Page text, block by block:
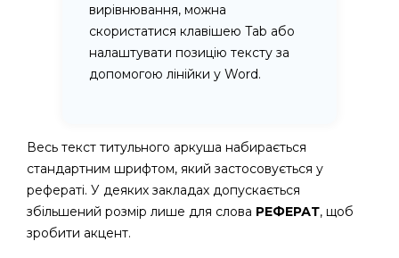
вирівнювання, можна
скористатися клавішею Tab або
налаштувати позицію тексту за
допомогою лінійки у Word.
Весь текст титульного аркуша набирається
стандартним шрифтом, який застосовується у
рефераті. У деяких закладах допускається
збільшений розмір лише для слова РЕФЕРАТ, щоб
зробити акцент.